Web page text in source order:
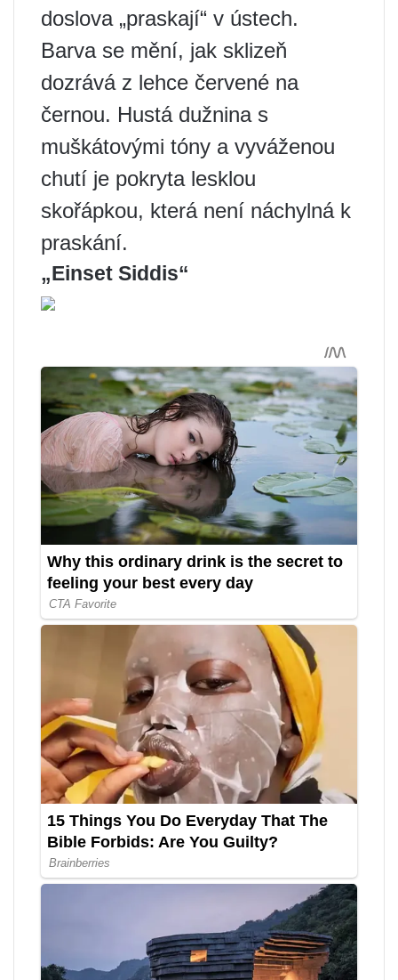
doslova „praskají“ v ústech.
Barva se mění, jak sklizeň
dozrává z lehce červené na
černou. Hustá dužnina s
muškátovými tóny a vyváženou
chutí je pokryta lesklou
skořápkou, která není náchylná k
praskání.
„Einset Siddis“